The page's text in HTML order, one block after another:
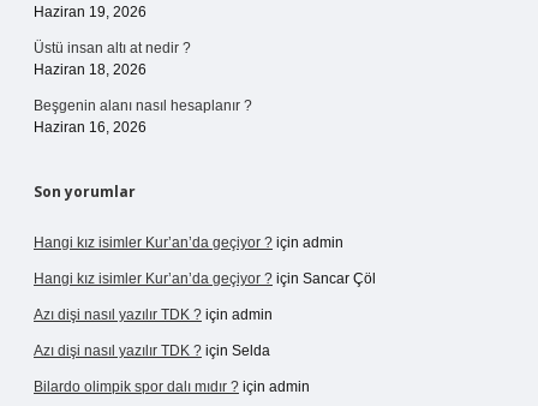
Haziran 19, 2026
Üstü insan altı at nedir ?
Haziran 18, 2026
Beşgenin alanı nasıl hesaplanır ?
Haziran 16, 2026
Son yorumlar
Hangi kız isimler Kur’an’da geçiyor ? için admin
Hangi kız isimler Kur’an’da geçiyor ? için Sancar Çöl
Azı dişi nasıl yazılır TDK ? için admin
Azı dişi nasıl yazılır TDK ? için Selda
Bilardo olimpik spor dalı mıdır ? için admin